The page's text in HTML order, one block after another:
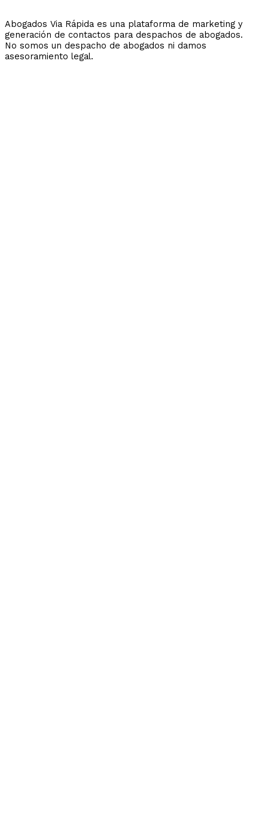
Abogados Via Rápida es una plataforma de marketing y
generación de contactos para despachos de abogados.
No somos un despacho de abogados ni damos
asesoramiento legal.